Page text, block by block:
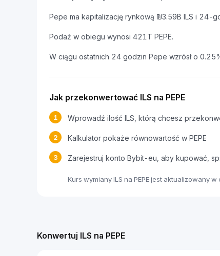
Pepe ma kapitalizację rynkową ₪3.59B ILS i 24-
Podaż w obiegu wynosi 421T PEPE.
W ciągu ostatnich 24 godzin Pepe wzrósł o
Jak przekonwertować ILS na PEPE
1 Wprowadź ilość ILS, którą chcesz
2 Kalkulator pokaże równowartość w PEPE
3 Zarejestruj konto Bybit-eu, aby kupować,
Kurs wymiany ILS na PEPE jest aktualizowany
Konwertuj ILS na PEPE